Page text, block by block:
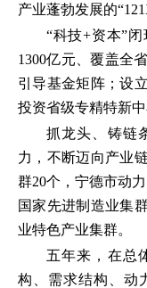
产业蓬勃发展的
“科技+资本”
1300亿元、覆盖全
引导基金矩阵；设
投资省级专精特新
抓龙头、铸链
力，不断迈向产业
群20个，宁德市动
国家先进制造业集
业特色产业集群。
五年来，在总
构、需求结构、动